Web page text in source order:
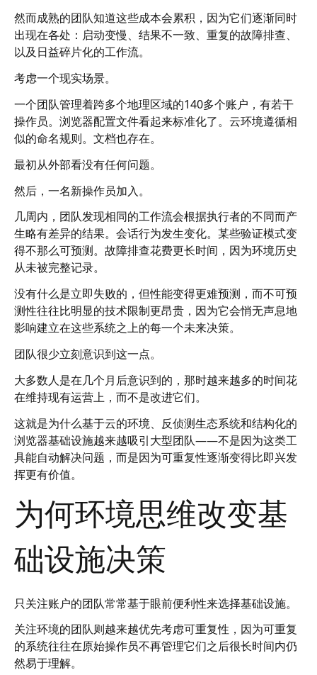
然而成熟的团队知道这些成本会累积，因为它们逐渐同时
出现在各处：启动变慢、结果不一致、重复的故障排查、
以及日益碎片化的工作流。
考虑一个现实场景。
一个团队管理着跨多个地理区域的140多个账户，有若干
操作员。浏览器配置文件看起来标准化了。云环境遵循相
似的命名规则。文档也存在。
最初从外部看没有任何问题。
然后，一名新操作员加入。
几周内，团队发现相同的工作流会根据执行者的不同而产
生略有差异的结果。会话行为发生变化。某些验证模式变
得不那么可预测。故障排查花费更长时间，因为环境历史
从未被完整记录。
没有什么是立即失败的，但性能变得更难预测，而不可预
测性往往比明显的技术限制更昂贵，因为它会悄无声息地
影响建立在这些系统之上的每一个未来决策。
团队很少立刻意识到这一点。
大多数人是在几个月后意识到的，那时越来越多的时间花
在维持现有运营上，而不是改进它们。
这就是为什么基于云的环境、反侦测生态系统和结构化的
浏览器基础设施越来越吸引大型团队——不是因为这类工
具能自动解决问题，而是因为可重复性逐渐变得比即兴发
挥更有价值。
为何环境思维改变基
础设施决策
只关注账户的团队常常基于眼前便利性来选择基础设施。
关注环境的团队则越来越优先考虑可重复性，因为可重复
的系统往往在原始操作员不再管理它们之后很长时间内仍
然易于理解。